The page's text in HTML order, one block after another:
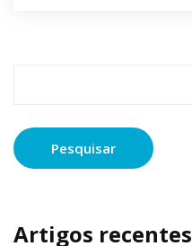
Artigos recentes